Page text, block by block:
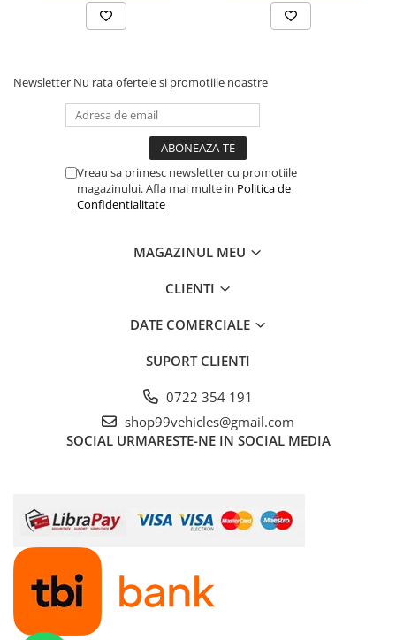
Newsletter Nu rata ofertele si promotiile noastre
Vreau sa primesc newsletter cu promotiile
magazinului. Afla mai multe in Politica de
Confidentialitate
MAGAZINUL MEU
CLIENTI
DATE COMERCIALE
SUPORT CLIENTI
0722 354 191
shop99vehicles@gmail.com
SOCIAL URMARESTE-NE IN SOCIAL MEDIA